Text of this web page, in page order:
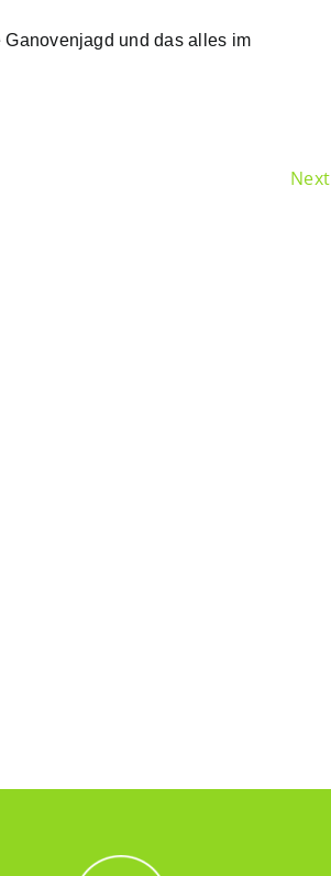
und das alles im
Next